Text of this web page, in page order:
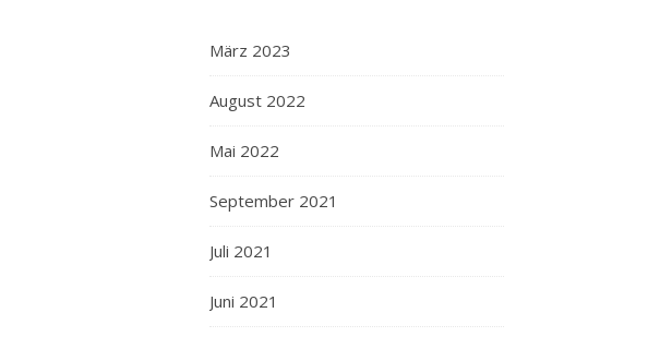
März 2023
August 2022
Mai 2022
September 2021
Juli 2021
Juni 2021